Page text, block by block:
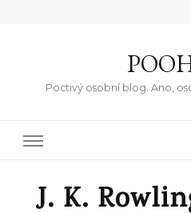
Poctivý osobní blog. Ano,
J. K.